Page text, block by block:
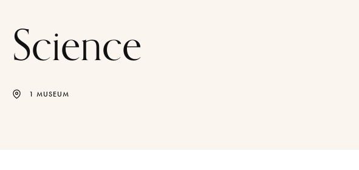
Science
1 MUSEUM